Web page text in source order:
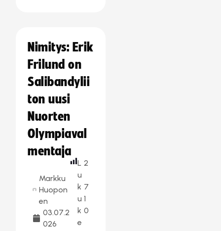
Nimitys: Erik
Frilund on
Salibandylii
ton uusi
Nuorten
Olympiaval
mentaja
Markku
Huopon
en
03.07.2
026
L
u
k
u
k
e
2
7
1
0